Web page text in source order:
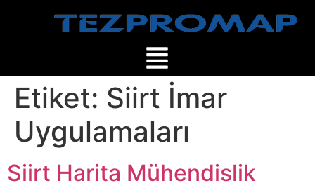
Etiket: Siirt İmar
Uygulamaları
Siirt Harita Mühendislik